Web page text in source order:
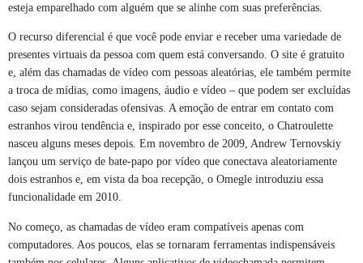
esteja emparelhado com alguém que se alinhe com suas preferências.
O recurso diferencial é que você pode enviar e receber uma variedade de
presentes virtuais da pessoa com quem está conversando. O site é gratuito
e, além das chamadas de vídeo com pessoas aleatórias, ele também permite
a troca de mídias, como imagens, áudio e vídeo – que podem ser excluídas
caso sejam consideradas ofensivas. A emoção de entrar em contato com
estranhos virou tendência e, inspirado por esse conceito, o Chatroulette
nasceu alguns meses depois. Em novembro de 2009, Andrew Ternovskiy
lançou um serviço de bate-papo por vídeo que conectava aleatoriamente
dois estranhos e, em vista da boa recepção, o Omegle introduziu essa
funcionalidade em 2010.
No começo, as chamadas de vídeo eram compatíveis apenas com
computadores. Aos poucos, elas se tornaram ferramentas indispensáveis